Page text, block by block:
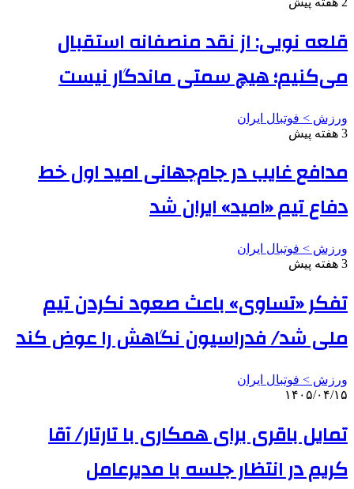
قلعه نویی: از نقد منصفانه استقبال
می‌کنیم؛ هیچ سمتی ماندگار نیست
ورزش > فوتبال ایران
3 هفته پیش
مدافع غایب در جام‌جهانی امید اول خط
دفاع تیم «امید» ایران شد
ورزش > فوتبال ایران
3 هفته پیش
تفکر «تساوی» باعث صعود نکردن تیم
ملی شد/ فدراسیون نگاهش را عوض کند
ورزش > فوتبال ایران
۱۴۰۵/۰۴/۱۵
تمایل باقری برای همکاری با تارتار/ آقا
کریم در انتظار جلسه با مدیرعامل